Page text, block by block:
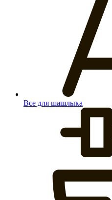
Все для шашлыка